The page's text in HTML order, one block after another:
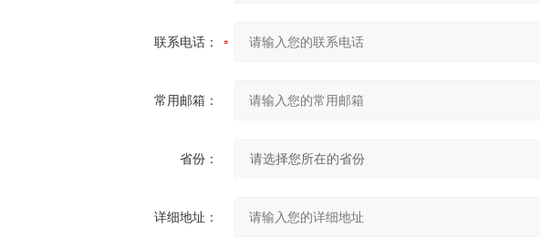
联系电话：
常用邮箱：
省份：
详细地址：